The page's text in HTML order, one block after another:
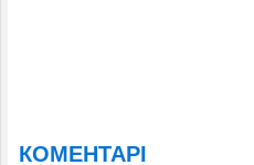
КОМЕНТАРІ